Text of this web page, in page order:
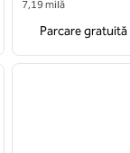
7,19 milă
Parcare gratuită
următoare
1 din 12